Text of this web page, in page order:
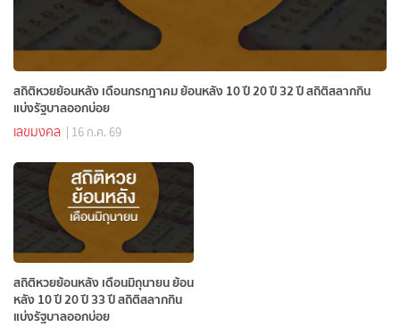
สถิติหวยย้อนหลัง เดือนกรกฎาคม ย้อนหลัง 10 ปี 20 ปี 32 ปี สถิติสลากกิน
แบ่งรัฐบาลออกบ่อย
เลขมงคล | 16 ก.ค. 69
สถิติหวยย้อนหลัง เดือนมิถุนายน ย้อน
หลัง 10 ปี 20 ปี 33 ปี สถิติสลากกิน
แบ่งรัฐบาลออกบ่อย